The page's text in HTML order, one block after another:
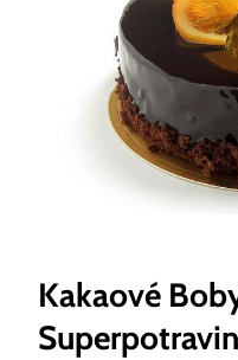
Kakaové